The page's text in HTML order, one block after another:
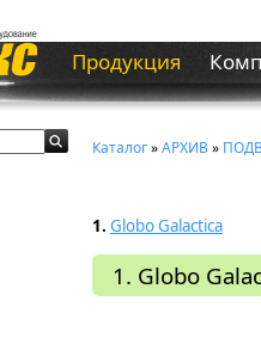
Продукция
Каталог»АРХИВ»
1. Globo Galactica
1. Globo